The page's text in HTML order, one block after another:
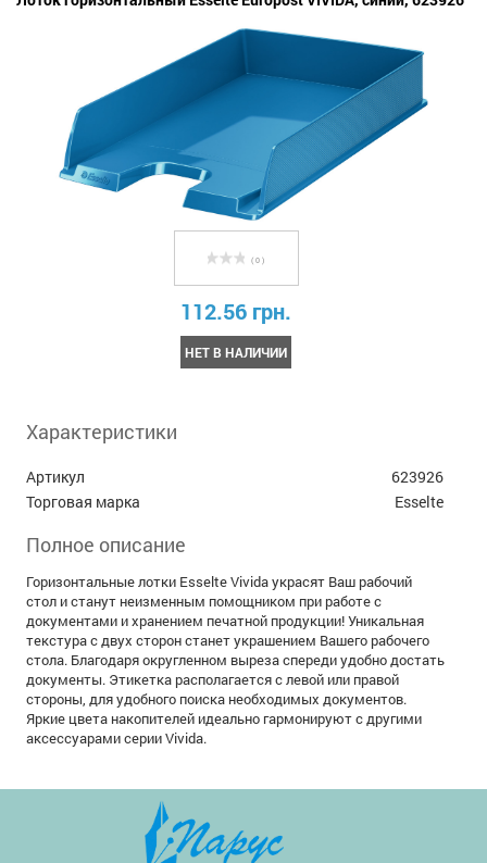
( 0 )
112.56 грн.
НЕТ В НАЛИЧИИ
Характеристики
Артикул
623926
Торговая марка
Esselte
Полное описание
Горизонтальные лотки Esselte Vivida украсят Ваш рабочий
стол и станут неизменным помощником при работе с
документами и хранением печатной продукции! Уникальная
текстура с двух сторон станет украшением Вашего рабочего
стола. Благодаря округленном выреза спереди удобно достать
документы. Этикетка располагается с левой или правой
стороны, для удобного поиска необходимых документов.
Яркие цвета накопителей идеально гармонируют с другими
аксессуарами серии Vivida.